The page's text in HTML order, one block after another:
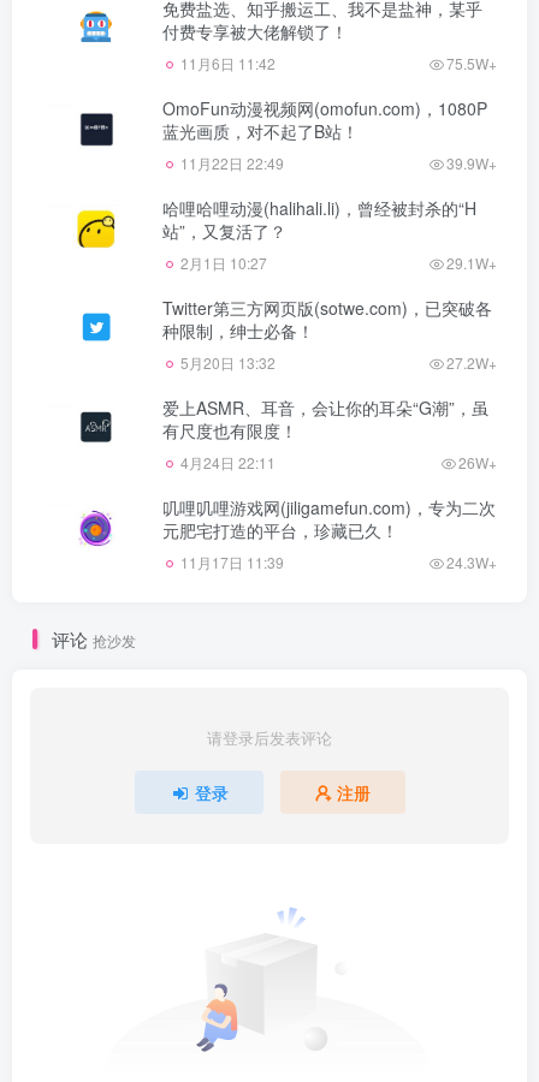
免费盐选、知乎搬运工、我不是盐神，某乎
付费专享被大佬解锁了！
11月6日 11:42 75.5W+
OmoFun动漫视频网(omofun.com)，1080P
蓝光画质，对不起了B站！
11月22日 22:49 39.9W+
哈哩哈哩动漫(halihali.li)，曾经被封杀的“H
站”，又复活了？
2月1日 10:27 29.1W+
Twitter第三方网页版(sotwe.com)，已突破各
种限制，绅士必备！
5月20日 13:32 27.2W+
爱上ASMR、耳音，会让你的耳朵“G潮”，虽
有尺度也有限度！
4月24日 22:11 26W+
叽哩叽哩游戏网(jiligamefun.com)，专为二次
元肥宅打造的平台，珍藏已久！
11月17日 11:39 24.3W+
评论 抢沙发
请登录后发表评论
登录 注册